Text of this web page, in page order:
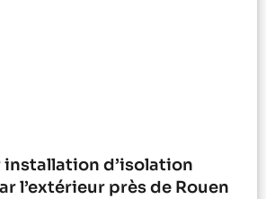
d’isolation
l’extérieur près de Rouen